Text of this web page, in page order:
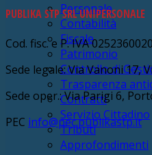
Personale
Contabilità
Fiscale
Patrimonio
Controllo di
Trasparenza
Contratti
Servizio Cittadino
Tributi
Approfondimenti
PUBLIKA STP SRL UNIPERSONALE
Cod. fisc. e P. IVA
Sede legale: Via Vanoni 17,
Sede oper.: Via Parigi 6,
PEC info@pec.publikastp.it